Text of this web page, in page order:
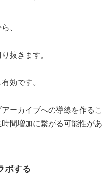
、
抜きます。
効です。
ーカイブへの導線を作るこ
間増加に繋がる可能性があ
ボする